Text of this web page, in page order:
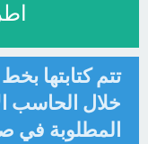
تتم كتابتها
خلال الحاسب